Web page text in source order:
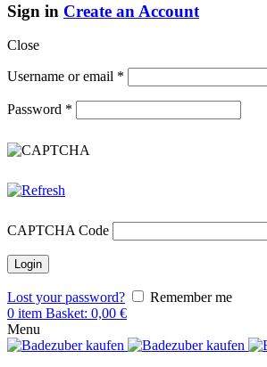
Sign in Create an Account
Close
Username or email *
Password *
CAPTCHA Code
Lost your password?
Remember me
0 item Basket: 0,00 €
Menu